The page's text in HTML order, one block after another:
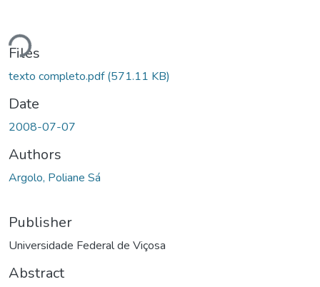
Loading...
Files
texto completo.pdf(571.11 KB)
Date
2008-07-07
Authors
Argolo, Poliane Sá
Publisher
Universidade Federal de Viçosa
Abstract